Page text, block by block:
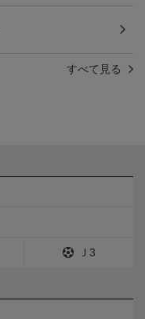
すべて見る
Ｊ3